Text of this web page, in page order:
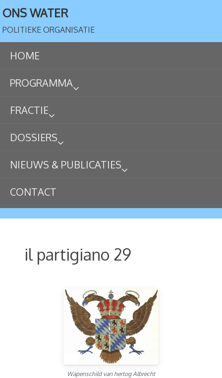
ONS WATER
POLITIEKE ORGANISATIE
HOME
PROGRAMMA
FRACTIE
DOSSIERS
NIEUWS & PUBLICATIES
CONTACT
il partigiano 29
Wapenschild van hertog Albrecht